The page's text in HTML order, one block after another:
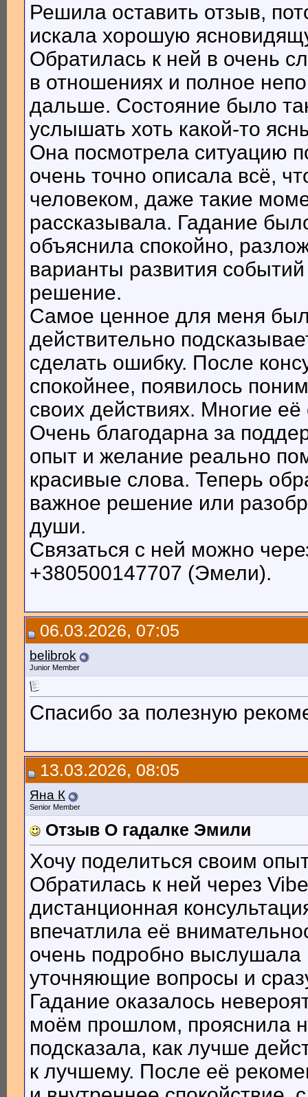
Решила оставить отзыв,
искала хорошую
Обратилась к ней в очень
в отношениях и полное
дальше. Состояние было
услышать хоть какой-то
Она посмотрела ситуацию
очень точно описала всё,
человеком, даже такие
рассказывала. Гадание
объяснила спокойно,
варианты развития
решение.
Самое ценное для меня
действительно
сделать ошибку. После
спокойнее, появилось
своих действиях. Многие
Очень благодарна за
опыт и желание реально
красивые слова. Теперь
важное решение или
души.
Связаться с ней можно
+380500147707 (Эмели).
06.03.2026, 07:05
belibrok
Junior Member
Спасибо за полезную
13.03.2026, 08:05
Яна К
Senior Member
Отзыв О гадалке Эмили
Хочу поделиться своим
Обратилась к ней через
дистанционная
впечатлила её
очень подробно
уточняющие вопросы и
Гадание оказалось
моём прошлом, прояснила
подсказала, как лучше
к лучшему. После её